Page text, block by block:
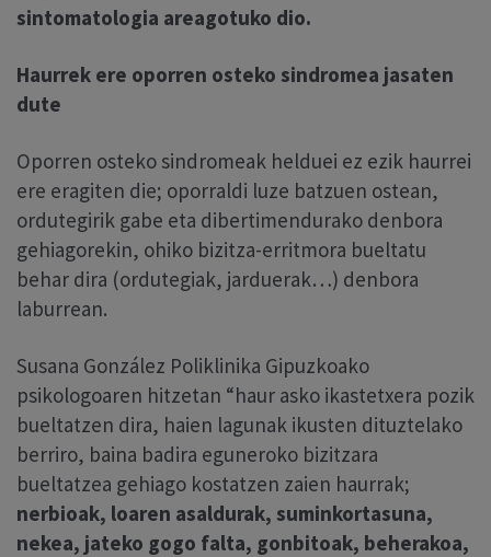
sintomatologia areagotuko dio.
Haurrek ere oporren osteko sindromea jasaten
dute
Oporren osteko sindromeak helduei ez ezik haurrei
ere eragiten die; oporraldi luze batzuen ostean,
ordutegirik gabe eta dibertimendurako denbora
gehiagorekin, ohiko bizitza-erritmora bueltatu
behar dira (ordutegiak, jarduerak…) denbora
laburrean.
Susana González Poliklinika Gipuzkoako
psikologoaren hitzetan “haur asko ikastetxera pozik
bueltatzen dira, haien lagunak ikusten dituztelako
berriro, baina badira eguneroko bizitzara
bueltatzea gehiago kostatzen zaien haurrak;
nerbioak, loaren asaldurak, suminkortasuna,
nekea, jateko gogo falta, gonbitoak, beherakoa,